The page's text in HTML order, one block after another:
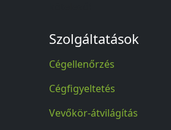
Szolgáltatások
Cégellenőrzés
Cégfigyeltetés
Vevőkör-átvilágítás